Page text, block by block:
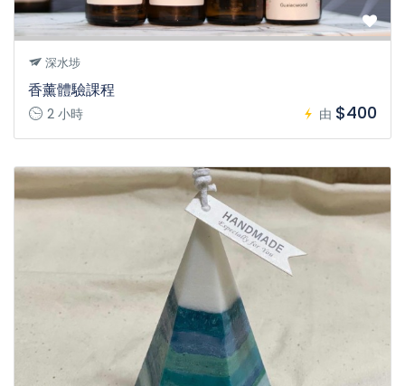
深水埗
香薰體驗課程
2 小時 由 $400